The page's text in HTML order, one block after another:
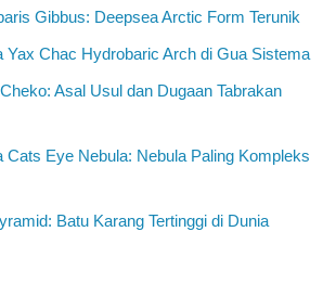
Gibbus: Deepsea Arctic Form Terunik
Yax Chac Hydrobaric Arch di Gua Sistema
Asal Usul dan Dugaan Tabrakan
Cats Eye Nebula: Nebula Paling Kompleks
Batu Karang Tertinggi di Dunia